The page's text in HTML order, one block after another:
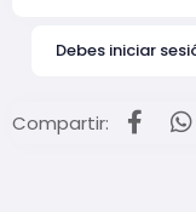
Debes iniciar
Compartir: